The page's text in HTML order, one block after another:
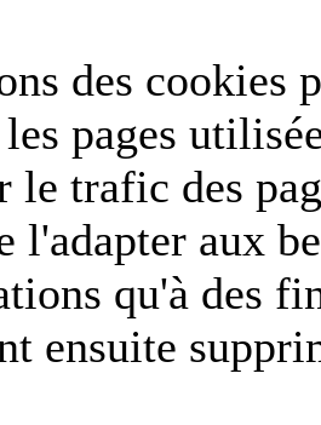
des cookies
pages
le trafic des
l'adapter aux
qu'à des
ensuite